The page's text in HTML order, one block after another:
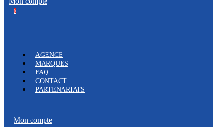
0
AGENCE
MARQUES
FAQ
CONTACT
PARTENARIATS
Mon compte